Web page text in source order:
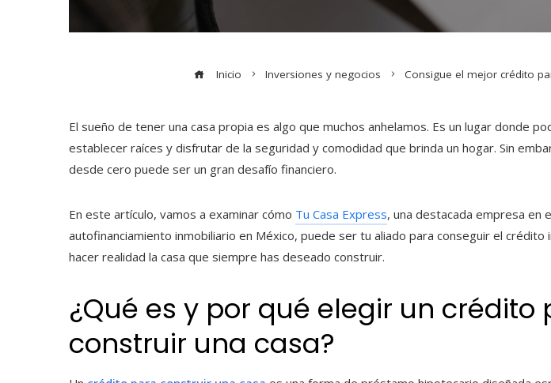
Inicio Inversiones y negocios Consigue el mejor crédito
El sueño de tener una casa propia es algo que muchos anhelamos. Es un lugar donde
establecer raíces y disfrutar de la seguridad y comodidad que brinda un hogar. Sin
desde cero puede ser un gran desafío financiero.
En este artículo, vamos a examinar cómo Tu Casa Express, una destacada empresa en
autofinanciamiento inmobiliario en México, puede ser tu aliado para conseguir el crédito
hacer realidad la casa que siempre has deseado construir.
¿Qué es y por qué elegir un crédito
construir una casa?